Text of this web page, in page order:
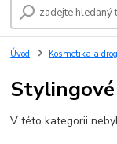
Úvod Kosmetika a
V této kategorii